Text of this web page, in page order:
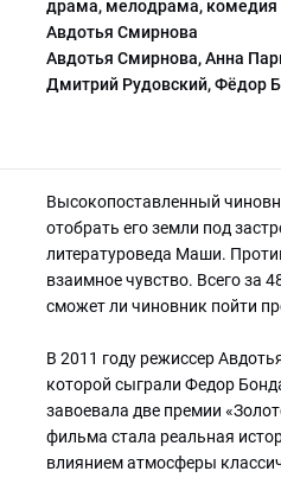
драма, мелодрама, комедия
Авдотья Смирнова
Авдотья Смирнова, Анна
Дмитрий Рудовский, Фёдор
Высокопоставленный
отобрать его земли под
литературоведа Маши.
взаимное чувство. Всего за
сможет ли чиновник пойти
В 2011 году режиссер
которой сыграли Федор
завоевала две премии
фильма стала реальная
влиянием атмосферы